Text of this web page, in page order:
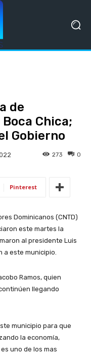
de
Chica;
Gobierno
0
273
Pinterest
Dominicanos (CNTD)
este martes la
al presidente Luis
a este municipio.
Ramos, quien
llegando
municipio para que
la economía,
uno de los mas